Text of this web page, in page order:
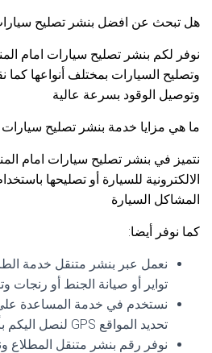
هل تبحث عن افضل بنشر تصليح
نوفر لكم بنشر تصليح سيارات امام
وتصليح السيارات بمختلف أنواعها كما
وتوصيل الوقود بسرعة عالية
ما هي مزايا خدمة بنشر تصليح سيارات
نتميز في بنشر تصليح سيارات امام
الالكترونية للسيارة أو تصليحها
المشاكل السيارة
كما نوفر أيضا:
نعمل عبر بنشر متنقل خدمة
تواير أو صيانة الجنط أو رنجات
نستخدم في خدمة المساعدة
تحديد المواقع GPS لنصل اليكم بأقصى سرعة
نوفر رقم بنشر متنقل المطلاع